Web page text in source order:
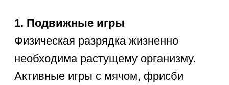
шпаргалку:
🏡Идеи для дома:
Построить масштабный форт
из одеял, подушек и стульев.